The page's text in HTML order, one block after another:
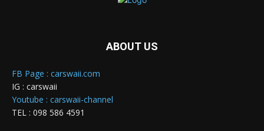
ABOUT US
FB Page : carswaii.com
IG : carswaii
Youtube : carswaii-channel
TEL : 098 586 4591